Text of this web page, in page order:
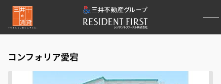
コンフォリア愛宕